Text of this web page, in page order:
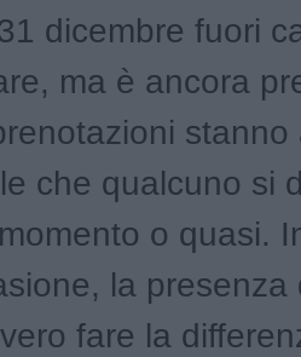
dicembre fuori
ma è ancora
stanno
che qualcuno si
o quasi.
la presenza
fare la